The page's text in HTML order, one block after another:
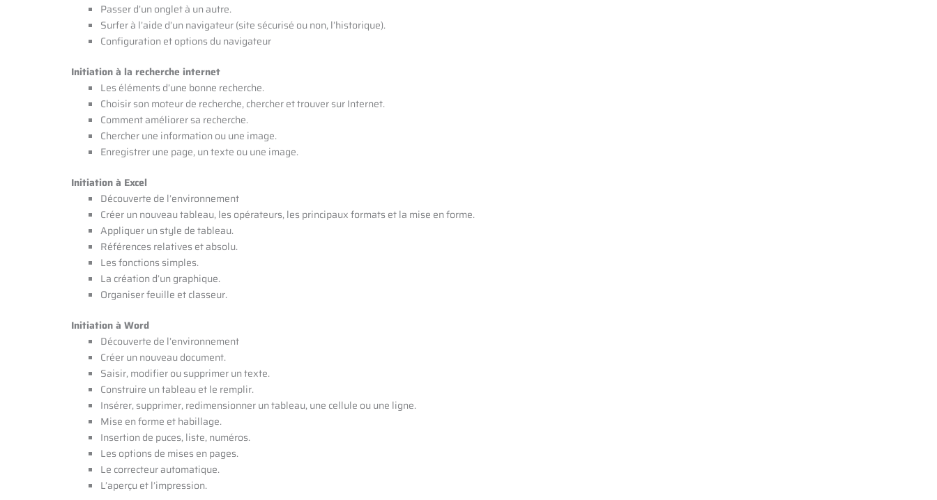
Passer d’un onglet à un autre.
Surfer à l’aide d’un navigateur (site sécurisé ou non, l’historique).
Configuration et options du navigateur
Initiation à la recherche internet
Les éléments d’une bonne recherche.
Choisir son moteur de recherche, chercher et trouver sur Internet.
Comment améliorer sa recherche.
Chercher une information ou une image.
Enregistrer une page, un texte ou une image.
Initiation à Excel
Découverte de l’environnement
Créer un nouveau tableau, les opérateurs, les principaux formats et la mise en forme.
Appliquer un style de tableau.
Références relatives et absolu.
Les fonctions simples.
La création d’un graphique.
Organiser feuille et classeur.
Initiation à Word
Découverte de l’environnement
Créer un nouveau document.
Saisir, modifier ou supprimer un texte.
Construire un tableau et le remplir.
Insérer, supprimer, redimensionner un tableau, une cellule ou une ligne.
Mise en forme et habillage.
Insertion de puces, liste, numéros.
Les options de mises en pages.
Le correcteur automatique.
L’aperçu et l’impression.